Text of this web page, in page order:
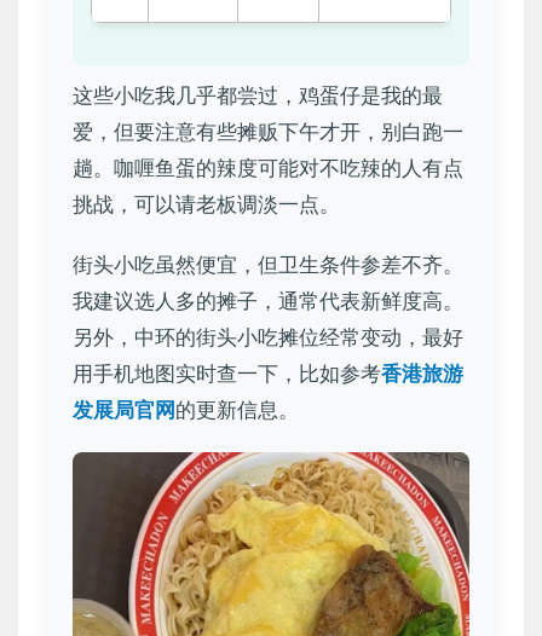
这些小吃我几乎都尝过，鸡蛋仔是我的最
爱，但要注意有些摊贩下午才开，别白跑一
趟。咖喱鱼蛋的辣度可能对不吃辣的人有点
挑战，可以请老板调淡一点。
街头小吃虽然便宜，但卫生条件参差不齐。
我建议选人多的摊子，通常代表新鲜度高。
另外，中环的街头小吃摊位经常变动，最好
用手机地图实时查一下，比如参考香港旅游
发展局官网的更新信息。